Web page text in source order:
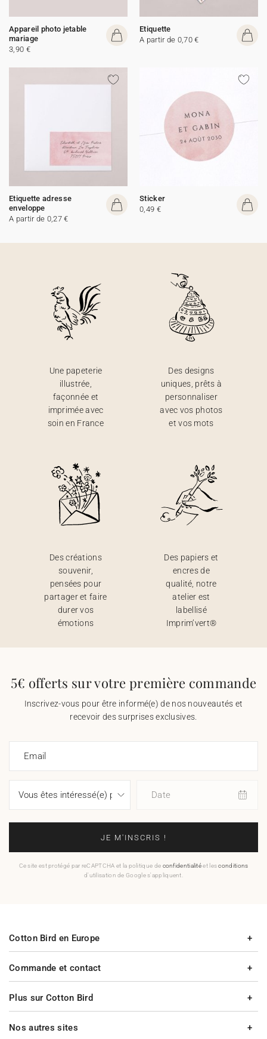
Appareil photo jetable
mariage
3,90 €
Etiquette
A partir de 0,70 €
Etiquette adresse
enveloppe
A partir de 0,27 €
Sticker
0,49 €
Une papeterie
illustrée,
façonnée et
imprimée avec
soin en France
Des designs
uniques, prêts à
personnaliser
avec vos photos
et vos mots
Des créations
souvenir,
pensées pour
partager et faire
durer vos
émotions
Des papiers et
encres de
qualité, notre
atelier est
labellisé
Imprim’vert®
5€ offerts sur votre première commande
Inscrivez-vous pour être informé(e) de nos nouveautés et
recevoir des surprises exclusives.
Email
Date
JE M'INSCRIS !
Ce site est protégé par reCAPTCHA et la politique de confidentialitéet lesconditions
d'utilisation de Google s'appliquent.
Commande et contact
Plus sur Cotton Bird
Cotton Bird en Europe
Nos autres sites